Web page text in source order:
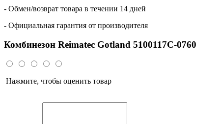
- Обмен/возврат товара в течении 14 дней
- Официальная гарантия от производителя
Комбинезон Reimatec Gotland 5100117C-0760
Нажмите, чтобы оценить товар